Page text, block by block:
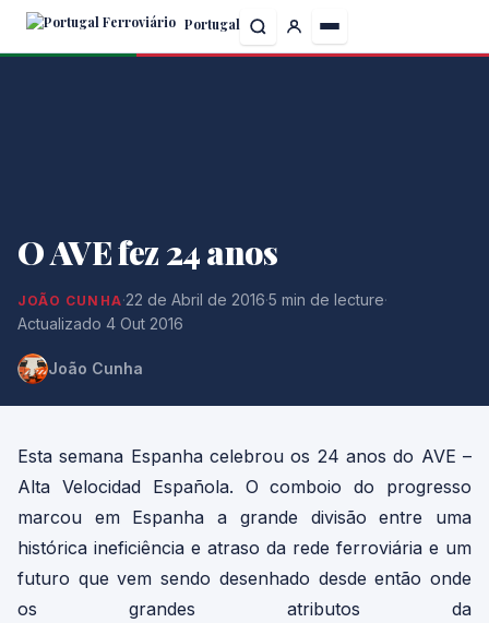
Skip
Portugal
O AVE fez 24 anos
JOÃO CUNHA·22 de Abril de 2016·5 min de lecture·
Actualizado 4 Out 2016
João Cunha
Esta semana Espanha celebrou os 24 anos do AVE –
Alta Velocidad Española. O comboio do progresso
marcou em Espanha a grande divisão entre uma
histórica ineficiência e atraso da rede ferroviária e um
futuro que vem sendo desenhado desde então onde
os grandes atributos da